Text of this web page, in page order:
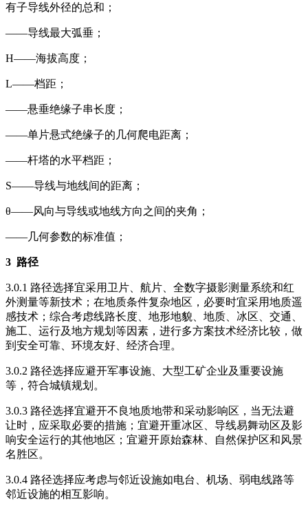
有子导线外径的总和；
——导线最大弧垂；
H——海拔高度；
L——档距；
——悬垂绝缘子串长度；
——单片悬式绝缘子的几何爬电距离；
——杆塔的水平档距；
S——导线与地线间的距离；
θ——风向与导线或地线方向之间的夹角；
——几何参数的标准值；
3 路径
3.0.1 路径选择宜采用卫片、航片、全数字摄影测量系统和红
外测量等新技术；在地质条件复杂地区，必要时宜采用地质遥
感技术；综合考虑线路长度、地形地貌、地质、冰区、交通、
施工、运行及地方规划等因素，进行多方案技术经济比较，做
到安全可靠、环境友好、经济合理。
3.0.2 路径选择应避开军事设施、大型工矿企业及重要设施
等，符合城镇规划。
3.0.3 路径选择宜避开不良地质地带和采动影响区，当无法避
让时，应采取必要的措施；宜避开重冰区、导线易舞动区及影
响安全运行的其他地区；宜避开原始森林、自然保护区和风景
名胜区。
3.0.4 路径选择应考虑与邻近设施如电台、机场、弱电线路等
邻近设施的相互影响。